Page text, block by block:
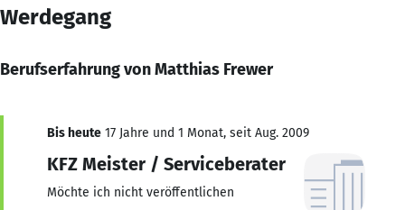
Werdegang
Berufserfahrung von Matthias Frewer
Bis heute 17 Jahre und 1 Monat, seit Aug. 2009
KFZ Meister / Serviceberater
Möchte ich nicht veröffentlichen